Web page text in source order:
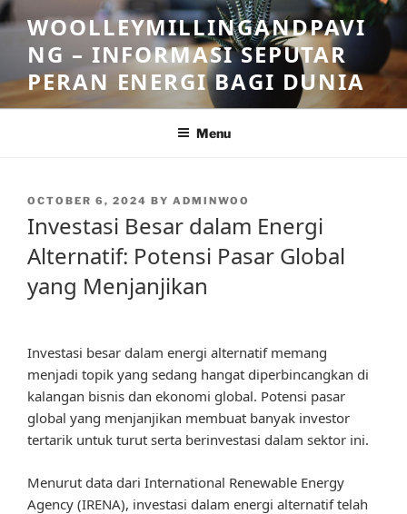
Skip
to
content
WOOLLEYMILLINGANDPAVI
NG – INFORMASI SEPUTAR
PERAN ENERGI BAGI DUNIA
Menu
POSTED
OCTOBER 6, 2024 BY ADMINWOO
Investasi Besar dalam Energi
Alternatif: Potensi Pasar Global
yang Menjanjikan
Investasi besar dalam energi alternatif memang
menjadi topik yang sedang hangat diperbincangkan di
kalangan bisnis dan ekonomi global. Potensi pasar
global yang menjanjikan membuat banyak investor
tertarik untuk turut serta berinvestasi dalam sektor ini.
Menurut data dari International Renewable Energy
Agency (IRENA), investasi dalam energi alternatif telah